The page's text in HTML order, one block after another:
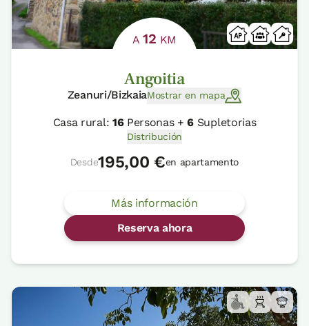
A12 KM
Angoitia
Zeanuri/BizkaiaMostrar en mapa
Casa rural: 16Personas +6 Supletorias
Distribución
Desde195,00 €en apartamento
Más información
Reserva ahora